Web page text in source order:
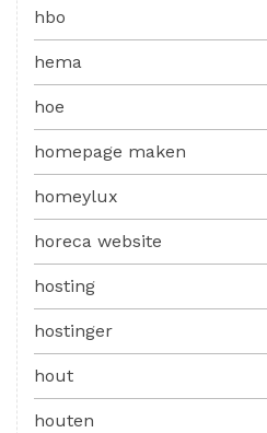
hbo
hema
hoe
homepage maken
homeylux
horeca website
hosting
hostinger
hout
houten